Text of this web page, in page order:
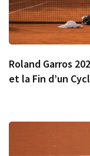
Roland Garros
et la Fin d’un